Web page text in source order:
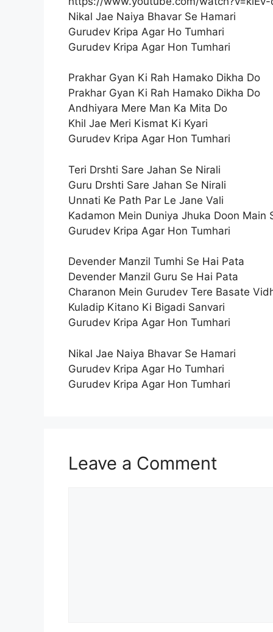
Nikal Jae Naiya Bhavar Se Hamari
Gurudev Kripa Agar Ho Tumhari
Gurudev Kripa Agar Hon Tumhari
Prakhar Gyan Ki Rah Hamako Dikha Do
Prakhar Gyan Ki Rah Hamako Dikha Do
Andhiyara Mere Man Ka Mita Do
Khil Jae Meri Kismat Ki Kyari
Gurudev Kripa Agar Hon Tumhari
Teri Drshti Sare Jahan Se Nirali
Guru Drshti Sare Jahan Se Nirali
Unnati Ke Path Par Le Jane Vali
Kadamon Mein Duniya Jhuka Doon Main
Gurudev Kripa Agar Hon Tumhari
Devender Manzil Tumhi Se Hai Pata
Devender Manzil Guru Se Hai Pata
Charanon Mein Gurudev Tere Basate
Kuladip Kitano Ki Bigadi Sanvari
Gurudev Kripa Agar Hon Tumhari
Nikal Jae Naiya Bhavar Se Hamari
Gurudev Kripa Agar Ho Tumhari
Gurudev Kripa Agar Hon Tumhari
Leave a Comment